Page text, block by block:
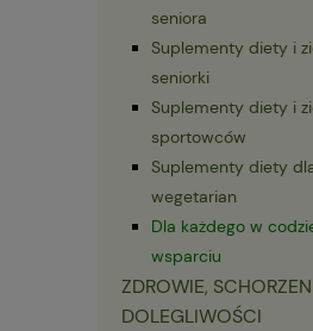
seniora
Suplementy diety i
seniorki
Suplementy diety i
sportowców
Suplementy diety
wegetarian
Dla każdego w
wsparciu
ZDROWIE,
DOLEGLIWOŚCI